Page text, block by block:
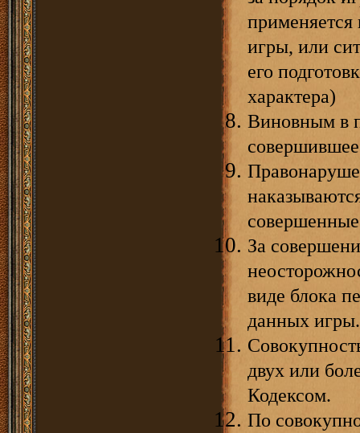
применяется
игры, или
его
характера)
Виновным в
За
виде блока
данных игры.
двух или
Кодексом.
По